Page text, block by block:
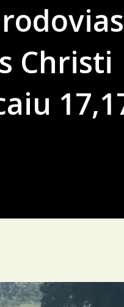
Christi